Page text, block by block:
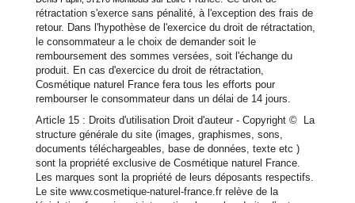
rétractation s'exerce sans pénalité, à l'exception des frais de
retour. Dans l'hypothèse de l'exercice du droit de rétractation,
le consommateur a le choix de demander soit le
remboursement des sommes versées, soit l'échange du
produit. En cas d'exercice du droit de rétractation,
Cosmétique naturel France fera tous les efforts pour
rembourser le consommateur dans un délai de 14 jours.
Article 15 : Droits d'utilisation Droit d'auteur - Copyright © La
structure générale du site (images, graphismes, sons,
documents téléchargeables, base de données, texte etc )
sont la propriété exclusive de Cosmétique naturel France.
Les marques sont la propriété de leurs déposants respectifs.
Le site www.cosmetique-naturel-france.fr relève de la